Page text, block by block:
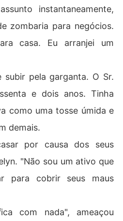
instantaneamente,
zombaria para negócios.
casa. Eu arranjei um
subir pela garganta. O Sr.
e dois anos. Tinha
como uma tosse úmida e
demais.
por causa dos seus
"Não sou um ativo que
para cobrir seus maus
com nada", ameaçou